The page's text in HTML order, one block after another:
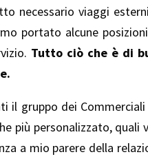
necessario viaggi
portato alcune
Tutto ciò che è di
gruppo dei Commerciali
più personalizzato, quali
a mio parere della